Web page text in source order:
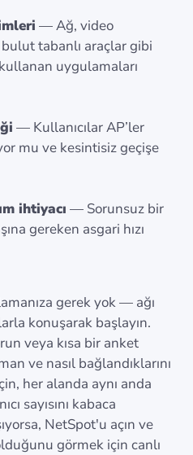
— Ağ, video
tabanlı araçlar gibi
uygulamaları
— Kullanıcılar AP’ler
mu ve kesintisiz geçişe
ihtiyacı — Sorunsuz bir
gereken asgari hızı
gerek yok — ağı
konuşarak başlayın.
veya kısa bir anket
ve nasıl bağlandıklarını
her alanda aynı anda
sayısını kabaca
NetSpot'u açın ve
görmek için canlı